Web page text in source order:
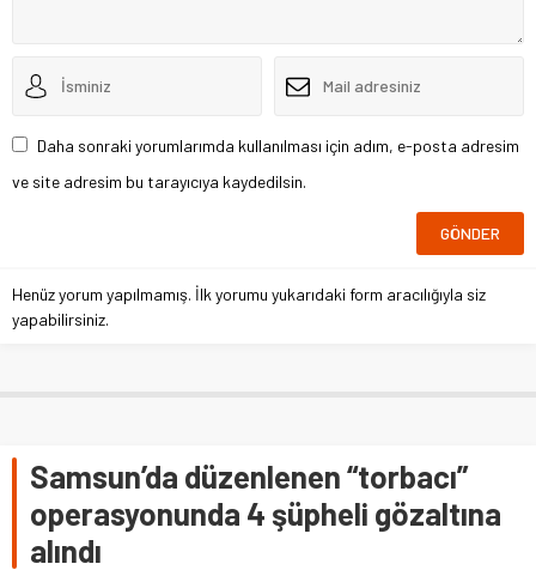
Daha sonraki yorumlarımda kullanılması için adım, e-posta adresim
ve site adresim bu tarayıcıya kaydedilsin.
Henüz yorum yapılmamış. İlk yorumu yukarıdaki form aracılığıyla siz
yapabilirsiniz.
Samsun’da düzenlenen “torbacı”
operasyonunda 4 şüpheli gözaltına
alındı